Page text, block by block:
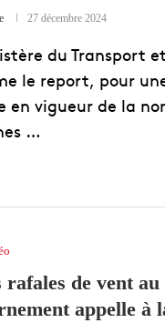
27 décembre 2024
du Transport
le report, pour
en vigueur de la
…
rafales de vent
appelle à